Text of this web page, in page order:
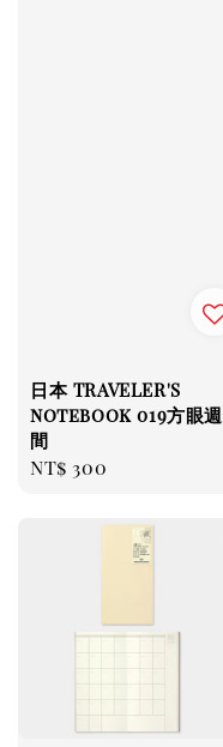
日本 TRAVELER'S
notebook 019方眼週
間
Regular
NT$ 300